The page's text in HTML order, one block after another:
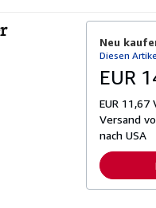
Neu
Diesen
EUR
EUR 11,67
Versand
nach USA